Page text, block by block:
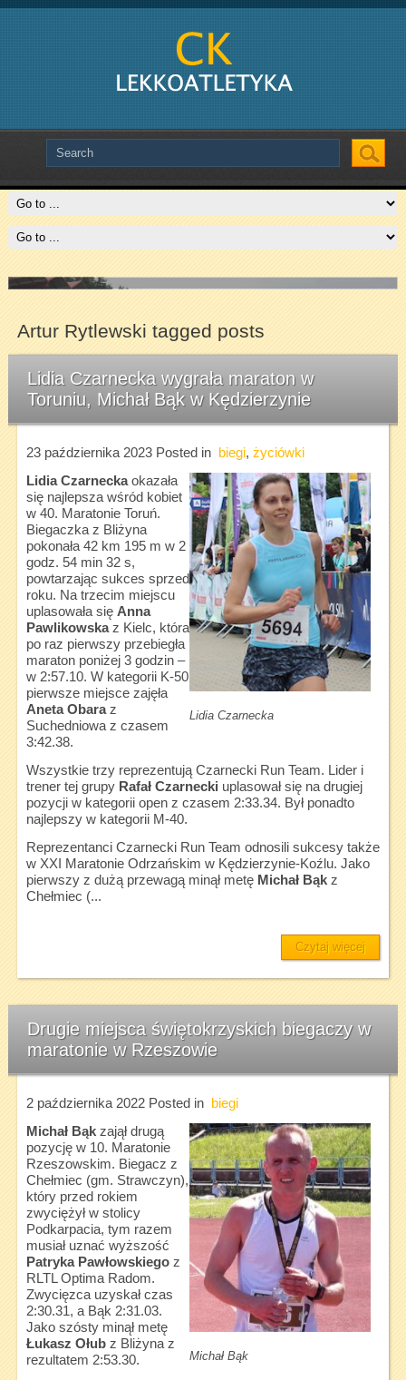
Slide # 2
Czytaj więcej
Artur Rytlewski tagged posts
Lidia Czarnecka wygrała maraton w
Toruniu, Michał Bąk w Kędzierzynie
23 października 2023Posted in biegi, życiówki
Lidia Czarnecka
Lidia Czarneckaokazała
się najlepsza wśród kobiet
w 40. Maratonie Toruń.
Biegaczka z Bliżyna
pokonała 42 km 195 m w 2
godz. 54 min 32 s,
powtarzając sukces sprzed
roku. Na trzecim miejscu
uplasowała się Anna
Pawlikowskaz Kielc, która
po raz pierwszy przebiegła
maraton poniżej 3 godzin –
w 2:57.10. W kategorii K-50
pierwsze miejsce zajęła
Aneta Obaraz
Suchedniowa z czasem
3:42.38.
Wszystkie trzy reprezentują Czarnecki Run Team. Lider i
trener tej grupy Rafał Czarnecki uplasował się na drugiej
pozycji w kategorii open z czasem 2:33.34. Był ponadto
najlepszy w kategorii M-40.
Reprezentanci Czarnecki Run Team odnosili sukcesy także
w XXI Maratonie Odrzańskim w Kędzierzynie-Koźlu. Jako
pierwszy z dużą przewagą minął metę Michał Bąkz
Chełmiec (...
Czytaj więcej
Drugie miejsca świętokrzyskich biegaczy w
maratonie w Rzeszowie
2 października 2022Posted in biegi
Michał Bąk
Michał Bąkzajął drugą
pozycję w 10. Maratonie
Rzeszowskim. Biegacz z
Chełmiec (gm. Strawczyn),
który przed rokiem
zwyciężył w stolicy
Podkarpacia, tym razem
musiał uznać wyższość
Patryka Pawłowskiegoz
RLTL Optima Radom.
Zwycięzca uzyskał czas
2:30.31, a Bąk 2:31.03.
Jako szósty minął metę
Łukasz Ołubz Bliżyna z
rezultatem 2:53.30.